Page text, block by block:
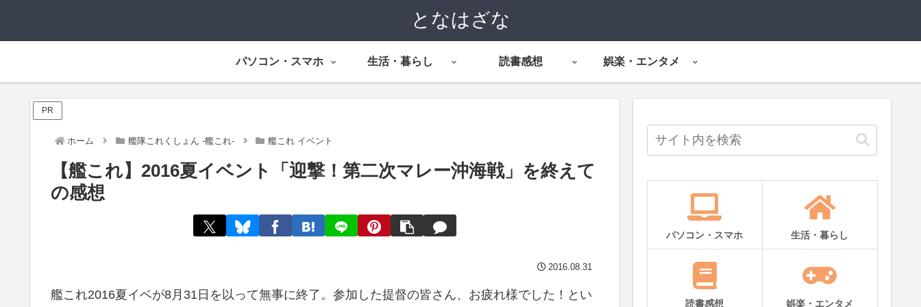
となはざな
パソコン・スマホ 生活・暮らし 読書感想 娯楽・エンタメ
PR
ホーム 艦隊これくしょん -艦これ- 艦これ イベント
【艦これ】2016夏イベント「迎撃！第二次マレー沖海戦」を終えて
の感想
2016.08.31
艦これ2016夏イベが8月31日を以って無事に終了。参加した提督の皆さん、お疲れ様でした！とい
パソコン・スマホ 生活・暮らし
読書感想 娯楽・エンタメ